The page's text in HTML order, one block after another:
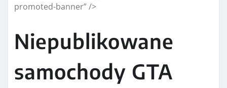
promoted-banner” />
Niepublikowane
samochody GTA